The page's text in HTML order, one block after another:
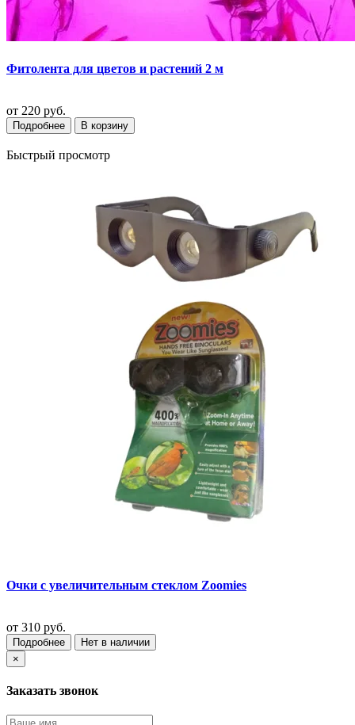
Фитолента для цветов и растений 2 м
от 220 руб.
Подробнее В корзину
Быстрый просмотр
Очки с увеличительным стеклом Zoomies
от 310 руб.
Подробнее
Нет в наличии
×
Заказать звонок